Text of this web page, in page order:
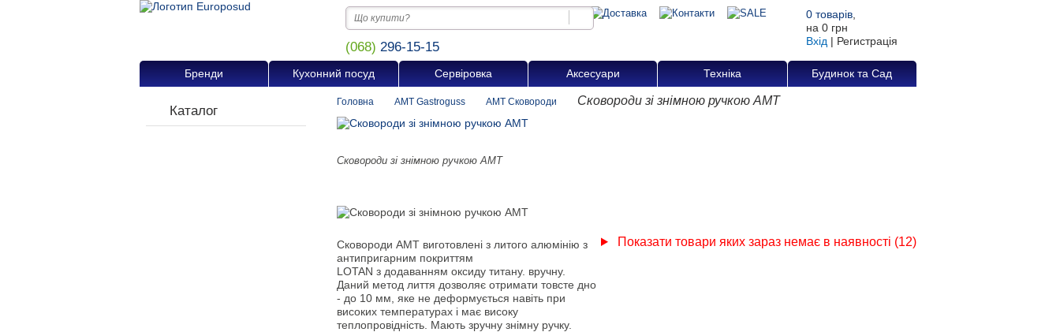
(068) 296-15-15
0 товарів
на 0 грн
Вхід | Регистрація
Бренди Кухонний посуд Сервіровка Аксесуари Техніка Будинок та Сад
Каталог
Головна AMT Gastroguss AMT Сковороди Сковороди зі знімною ручкою АМТ
Сковороди зі знімною ручкою АМТ
Сковороди АМТ виготовлені з литого алюмінію з
антипригарним покриттям
LOTAN з додаванням оксиду титану. вручну.
Даний метод лиття дозволяє отримати товсте дно
- до 10 мм, яке не деформується навіть при
високих температурах і має високу
теплопровідність. Мають зручну знімну ручку.
Показати товари яких зараз немає в наявності (12)